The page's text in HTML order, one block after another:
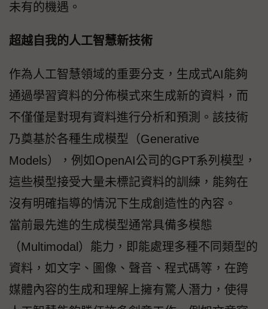
未有的機遇。
超越自我的人工智慧新技術
作為人工智慧領域的重要分支，生成式AI能夠
通過學習資料的分佈模式來生成新的資料，而
不僅僅是對現有資料進行分析和預測。該技術
乃奠基於各種生成模型（Generative
Models），例如OpenAI公司的GPT系列模型，
這些模型接受大量未標記資料的訓練，能夠在
沒有明確指導的情況下生成創造性的內容。
當前最先進的生成模型通常具備多模態
（Multimodal）能力，即能處理多種不同類型的
資料，如文字、圖像、聲音、程式碼等，在跨
媒體內容的生成和理解上擁有驚人潛力，使得